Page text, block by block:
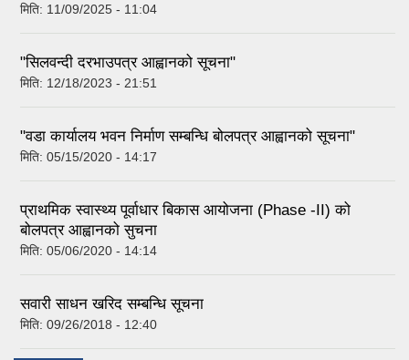
मिति: 11/09/2025 - 11:04
"सिलवन्दी दरभाउपत्र आह्वानको सूचना"
मिति: 12/18/2023 - 21:51
"वडा कार्यालय भवन निर्माण सम्बन्धि बोलपत्र आह्वानको सूचना"
मिति: 05/15/2020 - 14:17
प्राथमिक स्वास्थ्य पूर्वाधार बिकास आयोजना (Phase -II) को
बोलपत्र आह्वानको सुचना
मिति: 05/06/2020 - 14:14
सवारी साधन खरिद सम्बन्धि सूचना
मिति: 09/26/2018 - 12:40